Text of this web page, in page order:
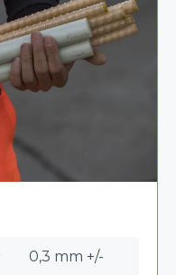
0,3 mm +/-